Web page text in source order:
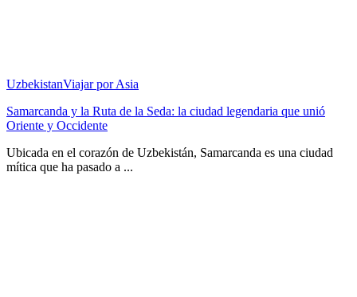
UzbekistanViajar por Asia
Samarcanda y la Ruta de la Seda: la ciudad legendaria que unió
Oriente y Occidente
Ubicada en el corazón de Uzbekistán, Samarcanda es una ciudad
mítica que ha pasado a ...